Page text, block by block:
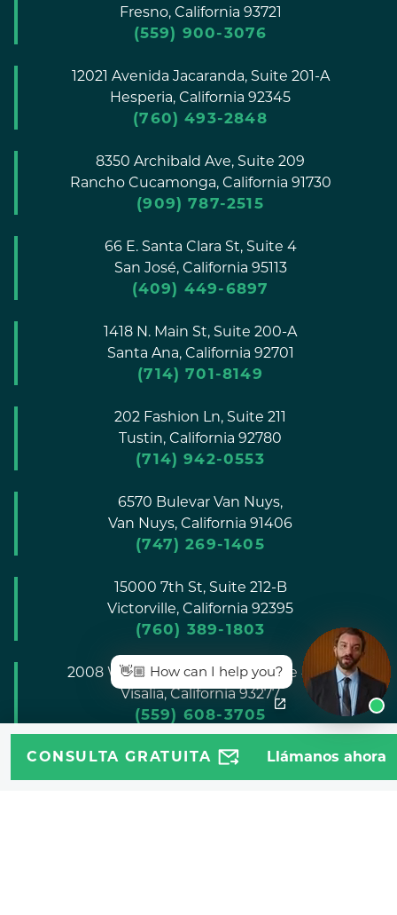
Fresno, California 93721
(559) 900-3076
12021 Avenida Jacaranda, Suite 201-A
Hesperia, California 92345
(760) 493-2848
8350 Archibald Ave, Suite 209
Rancho Cucamonga, California 91730
(909) 787-2515
66 E. Santa Clara St, Suite 4
San José, California 95113
(409) 449-6897
1418 N. Main St, Suite 200-A
Santa Ana, California 92701
(714) 701-8149
202 Fashion Ln, Suite 211
Tustin, California 92780
(714) 942-0553
6570 Bulevar Van Nuys,
Van Nuys, California 91406
(747) 269-1405
15000 7th St, Suite 212-B
Victorville, California 92395
(760) 389-1803
2008 W. Dorothea Avenue, Suite #105
Visalia, California 93277
(559) 608-3705
CONSULTA GRATUITA Llámanos ahora
👋🏼 How can I help you?